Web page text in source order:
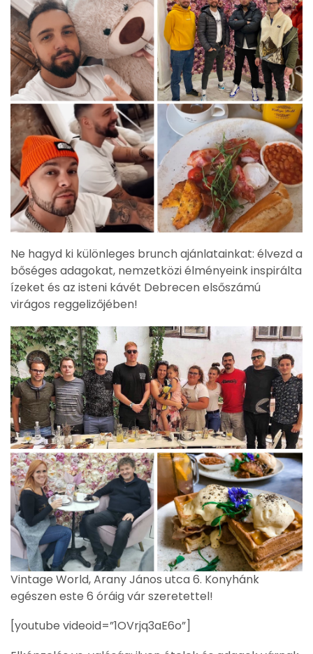
Ne hagyd ki különleges brunch ajánlatainkat: élvezd a
bőséges adagokat, nemzetközi élményeink inspirálta
ízeket és az isteni kávét Debrecen elsőszámú
virágos reggelizőjében!
Vintage World, Arany János utca 6. Konyhánk
egészen este 6 óráig vár szeretettel!
[youtube videoid=”1OVrjq3aE6o”]